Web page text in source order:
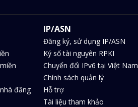
đăng
IP/ASN
Đăng ký, sử dụng IP/ASN
Ký số tài nguyên RPKI
Chuyển đổi IPv6 tại Việt Nam
Chính sách quản lý
Hỗ trợ
Tài liệu tham khảo